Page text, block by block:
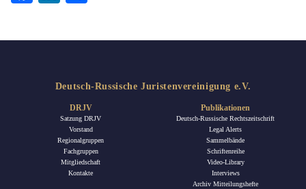
Deutsch-Russische Juristenvereinigung e.V.
DRJV
Satzung DRJV
Vorstand
Regionalgruppen
Fachgruppen
Mitgliedschaft
Kontakte
Publikationen
Deutsch-Russische Rechtszeitschrift
Legal Alerts
Sammelbände
Schriftenreihe
Video-Library
Interviews
Archiv Mitteilungshefte